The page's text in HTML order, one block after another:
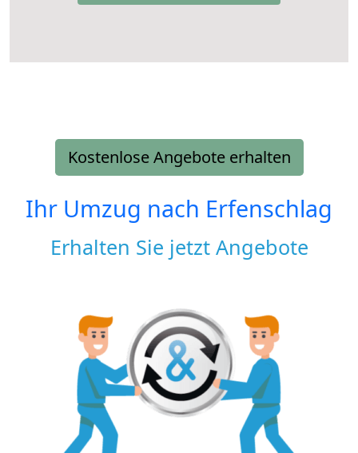
Kostenlose Angebote erhalten
Ihr Umzug nach Erfenschlag
Erhalten Sie jetzt Angebote